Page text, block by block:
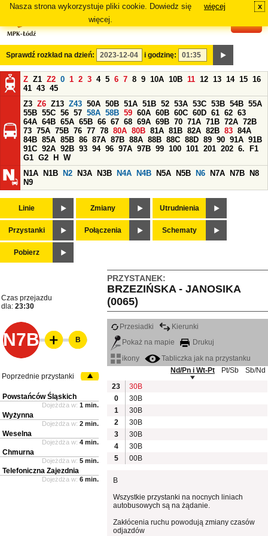
Nasza strona wykorzystuje pliki cookie. Dowiedz się
więcej.
więcej x
Sprawdź rozkład na dzień: i godzinę:
Z Z1 Z2 0 1 2 3 4 5 6 7 8 9 10A 10B 11 12 13 14 15 16
41 43 45
Z3 Z6 Z13 Z43 50A 50B 51A 51B 52 53A 53C 53B 54B 55A
55B 55C 56 57 58A 58B 59 60A 60B 60C 60D 61 62 63
64A 64B 65A 65B 66 67 68 69A 69B 70 71A 71B 72A 72B
73 75A 75B 76 77 78 80A 80B 81A 81B 82A 82B 83 84A
84B 85A 85B 86 87A 87B 88A 88B 88C 88D 89 90 91A 91B
91C 92A 92B 93 94 96 97A 97B 99 100 101 201 202 6.
F1
G1 G2 H
W
N1A
N1B N2 N3A N3B N4A N4B N5A N5B N6 N7A N7B
N8
N9
Linie Zmiany Utrudnienia
Przystanki Połączenia Schematy
Pobierz
PRZYSTANEK:
BRZEZIŃSKA - JANOSIKA
(0065)
Czas przejazdu
dla: 23:30
N7B
Przesiadki
Kierunki
Pokaż na mapie
Drukuj
ikony
Tabliczka jak na przystanku
Nd/Pn i Wt-Pt
Pt/Sb
Sb/Nd
23
30B
0
30B
1
30B
2
30B
3
30B
4
30B
5
00B
B
Wszystkie przystanki na nocnych liniach
autobusowych są na żądanie.
Zakłócenia ruchu powodują zmiany czasów
odjazdów
B
Poprzednie przystanki
Powstańców Śląskich
Dojeżdża w: 1 min.
Wyżynna
Dojeżdża w: 2 min.
Weselna
Dojeżdża w: 4 min.
Chmurna
Dojeżdża w: 5 min.
Telefoniczna Zajezdnia
Dojeżdża w: 6 min.